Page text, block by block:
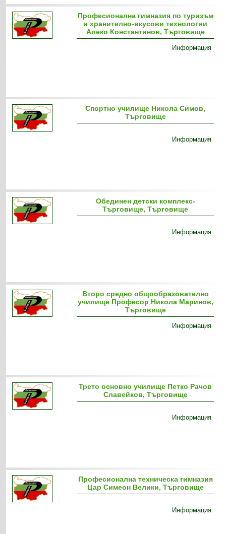
Професионална гимназия по туризъм
и хранително-вкусови технологии
Алеко Константинов, Търговище
Информация
Спортно училище Никола Симов,
Търговище
Информация
Обединен детски комплекс-
Търговище, Търговище
Информация
Второ средно общообразователно
училище Професор Никола Маринов,
Търговище
Информация
Трето основно училище Петко Рачов
Славейков, Търговище
Информация
Професионална техническа гимназия
Цар Симеон Велики, Търговище
Информация